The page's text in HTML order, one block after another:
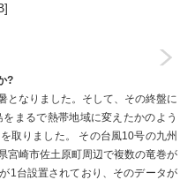
?
となりました。そして、その終盤に
まるで熱帯地域に変えたかのよう
取りました。 その台風10号の九州
宮崎市佐土原町周辺で複数の竜巻が
1台設置されており、そのデータが